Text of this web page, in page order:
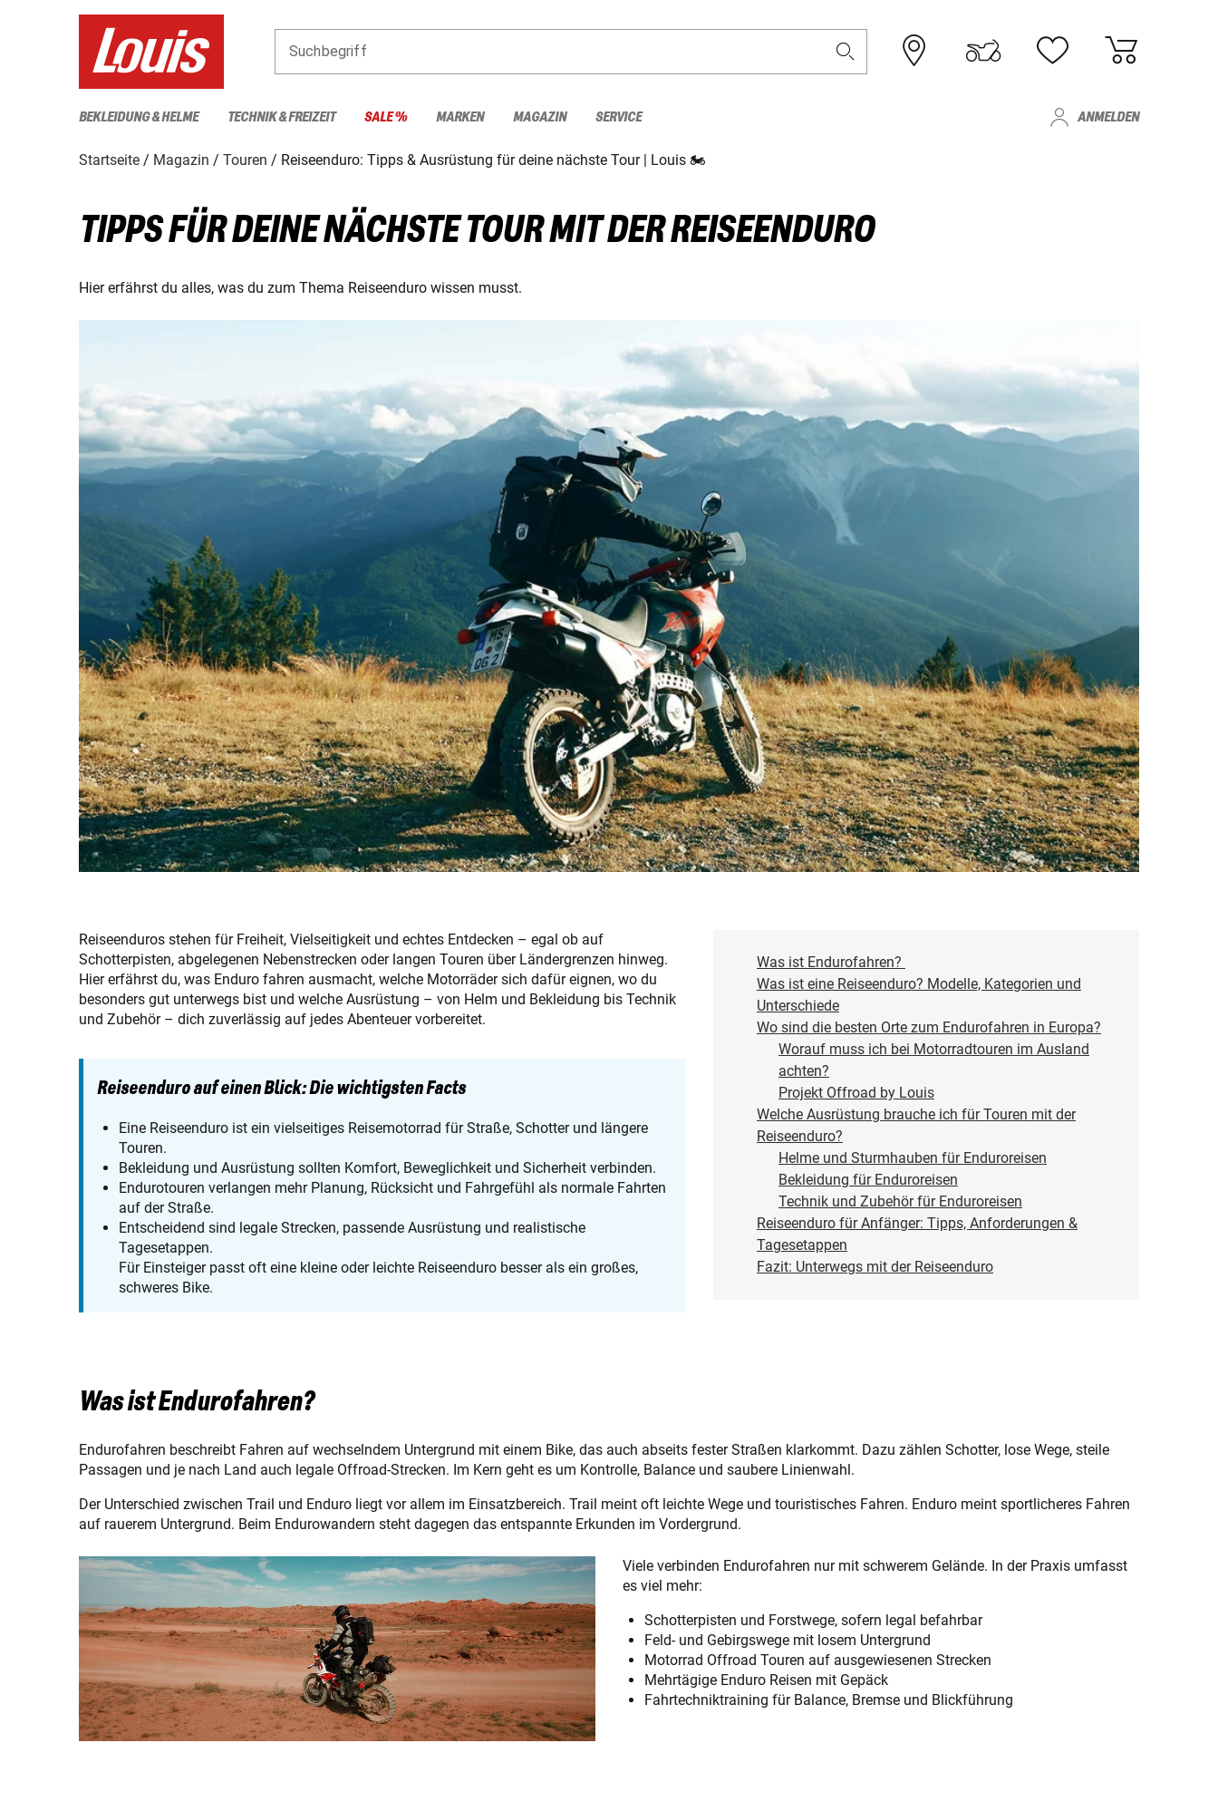
Suchbegriff
BEKLEIDUNG & HELME TECHNIK & FREIZEIT SALE % MARKEN MAGAZIN SERVICE ANMELDEN
Startseite Magazin Touren Reiseenduro: Tipps & Ausrüstung für deine nächste Tour | Louis 🏍
TIPPS FÜR DEINE NÄCHSTE TOUR MIT DER REISEENDURO
Hier erfährst du alles, was du zum Thema Reiseenduro wissen musst.
Reiseenduros stehen für Freiheit, Vielseitigkeit und echtes Entdecken – egal ob auf
Schotterpisten, abgelegenen Nebenstrecken oder langen Touren über Ländergrenzen hinweg.
Hier erfährst du, was Enduro fahren ausmacht, welche Motorräder sich dafür eignen, wo du
besonders gut unterwegs bist und welche Ausrüstung – von Helm und Bekleidung bis Technik
und Zubehör – dich zuverlässig auf jedes Abenteuer vorbereitet.
Reiseenduro auf einen Blick: Die wichtigsten Facts
Eine Reiseenduro ist ein vielseitiges Reisemotorrad für Straße, Schotter und längere
Touren.
Bekleidung und Ausrüstung sollten Komfort, Beweglichkeit und Sicherheit verbinden.
Endurotouren verlangen mehr Planung, Rücksicht und Fahrgefühl als normale Fahrten
auf der Straße.
Entscheidend sind legale Strecken, passende Ausrüstung und realistische
Tagesetappen.
Für Einsteiger passt oft eine kleine oder leichte Reiseenduro besser als ein großes,
schweres Bike.
Was ist Endurofahren?
Was ist eine Reiseenduro? Modelle, Kategorien und
Unterschiede
Wo sind die besten Orte zum Endurofahren in Europa?
Worauf muss ich bei Motorradtouren im Ausland
achten?
Projekt Offroad by Louis
Welche Ausrüstung brauche ich für Touren mit der
Reiseenduro?
Helme und Sturmhauben für Enduroreisen
Bekleidung für Enduroreisen
Technik und Zubehör für Enduroreisen
Reiseenduro für Anfänger: Tipps, Anforderungen &
Tagesetappen
Fazit: Unterwegs mit der Reiseenduro
Was ist Endurofahren?
Endurofahren beschreibt Fahren auf wechselndem Untergrund mit einem Bike, das auch abseits fester Straßen klarkommt. Dazu zählen Schotter, lose Wege, steile
Passagen und je nach Land auch legale Offroad-Strecken. Im Kern geht es um Kontrolle, Balance und saubere Linienwahl.
Der Unterschied zwischen Trail und Enduro liegt vor allem im Einsatzbereich. Trail meint oft leichte Wege und touristisches Fahren. Enduro meint sportlicheres Fahren
auf rauerem Untergrund. Beim Endurowandern steht dagegen das entspannte Erkunden im Vordergrund.
Viele verbinden Endurofahren nur mit schwerem Gelände. In der Praxis umfasst
es viel mehr:
Schotterpisten und Forstwege, sofern legal befahrbar
Feld- und Gebirgswege mit losem Untergrund
Motorrad Offroad Touren auf ausgewiesenen Strecken
Mehrtägige Enduro Reisen mit Gepäck
Fahrtechniktraining für Balance, Bremse und Blickführung